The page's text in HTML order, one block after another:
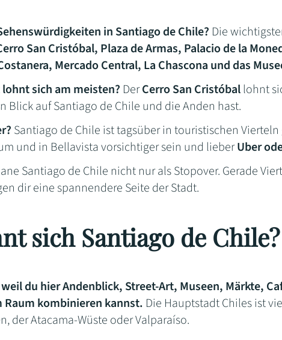
in Santiago de Chile? Die
San Cristóbal, Plaza de Armas, Palacio de la
Mercado Central, La Chascona und das
sich am meisten? DerCerro San Cristóballohnt
Blick auf Santiago de Chile und die Anden hast.
Santiago de Chile ist tagsüber in touristischen
und in Bellavista vorsichtiger sein und lieberUber
Santiago de Chile nicht nur als Stopover. Gerade
dir eine spannendere Seite der Stadt.
sich Santiago de Chile?
du hier Andenblick, Street-Art, Museen, Märkte,
Raum kombinieren kannst. Die Hauptstadt Chiles ist
der Atacama-Wüste oder Valparaíso.